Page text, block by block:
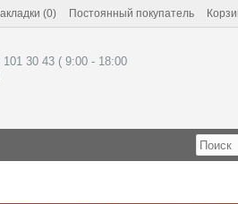
(0) Постоянный покупатель
101 30 43 ( 9:00 - 18:00